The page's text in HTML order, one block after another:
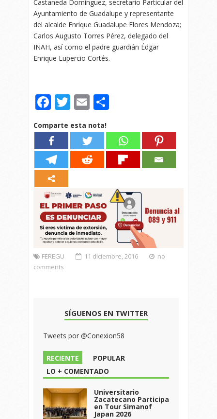
Castaneda Domínguez, secretario Particular del
Ayuntamiento de Guadalupe y representante
del alcalde Enrique Guadalupe Flores Mendoza;
Carlos Augusto Torres Pérez, delegado del
INAH, así como el padre guardián Édgar
Enrique Lupercio Cortés.
Facebook
Twitter
Email
Comparte esta nota!
FEREGU 11 diciembre, 2016
no
comments
SÍGUENOS EN TWITTER
Tweets por @Conexion58
RECIENTE
POPULAR
LO + COMENTADO
Universitario
Zacatecano Participa
en Tour Simanof
Japan 2026